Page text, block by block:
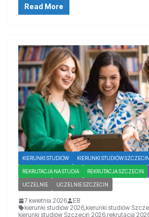
Read More
KIERUNKI STUDIÓW KIERUNKI STUDIÓW SZCZECIN
REKRUTACJA NA STUDIA REKRUTACJA SZCZECIN
UCZELNIE UCZELNIE SZCZECIN
7 kwietnia 2026
EB
kierunki studiów 2026,kierunki studiów
kierunki studiów Szczecin 2026,rekrutacja